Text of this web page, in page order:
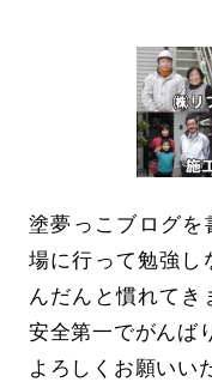
塗夢っこブログ
場に行って勉強
んだんと慣れてき
安全第一でがんば
よろしくお願いい